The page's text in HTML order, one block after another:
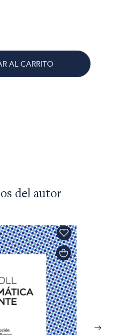
AL CARRITO
del autor